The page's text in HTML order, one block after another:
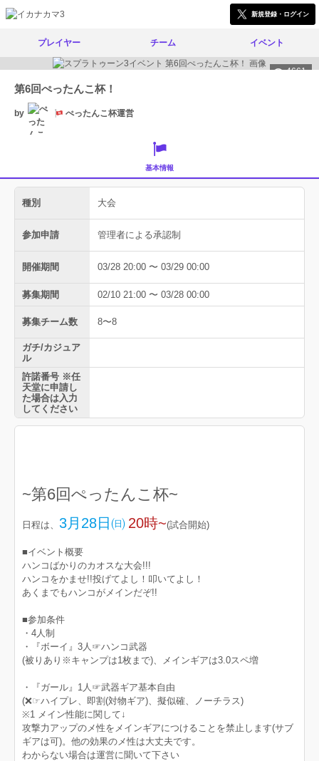
新規登録・ログイン
プレイヤー チーム イベント
4661
第6回ぺったんこ杯！
by ぺったんこ杯運営
基本情報
種別 大会
参加申請 管理者による承認制
開催期間 03/28 20:00 〜 03/29 00:00
募集期間 02/10 21:00 〜 03/28 00:00
募集チーム数 8〜8
ガチ/カジュア
ル
許諾番号 ※任
天堂に申請し
た場合は入力
してください
~第6回ぺったんこ杯~
日程は、 3月28日㈰ 20時~(試合開始)
■イベント概要
ハンコばかりのカオスな大会!!!
ハンコをかませ!!投げてよし！叩いてよし！
あくまでもハンコがメインだぞ!!
■参加条件
・4人制
・『ボーイ』3人☞ハンコ武器
(被りあり※キャンプは1枚まで)、メインギアは3.0スペ増
・『ガール』1人☞武器ギア基本自由
(❌☞ハイプレ、即割(対物ギア)、擬似確、ノーチラス)
※1 メイン性能に関して↓
攻撃力アップのメ性をメインギアにつけることを禁止します(サブ
ギアは可)。他の効果のメ性は大丈夫です。
わからない場合は運営に聞いて下さい